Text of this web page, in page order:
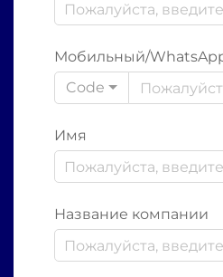
Мобильный/
Code
Имя
Название компании